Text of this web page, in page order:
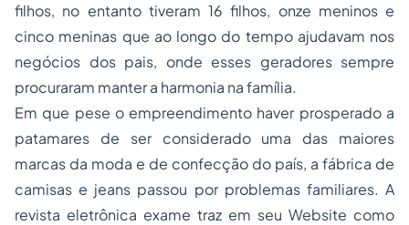
filhos, no entanto tiveram 16 filhos, onze meninos e
cinco meninas que ao longo do tempo ajudavam nos
negócios dos pais, onde esses geradores sempre
procuraram manter a harmonia na família.
Em que pese o empreendimento haver prosperado a
patamares de ser considerado uma das maiores
marcas da moda e de confecção do país, a fábrica de
camisas e jeans passou por problemas familiares. A
revista eletrônica exame traz em seu Website como